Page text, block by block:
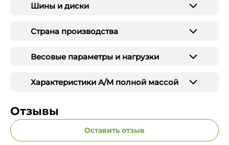
Шины и диски
Страна производства
Весовые параметры и нагрузки
Характеристики А/М полной массой
Отзывы
Оставить отзыв